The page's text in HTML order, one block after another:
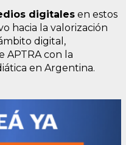
digitales en estos
hacia la valorización
digital,
APTRA con la
en Argentina.